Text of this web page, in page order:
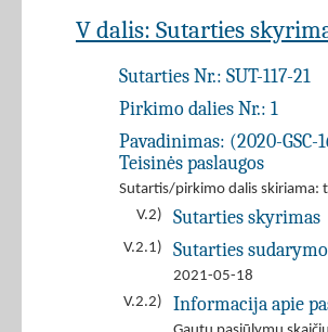
V dalis: Sutarties
Sutarties Nr.: SUT-117-21
Pirkimo dalies Nr.: 1
Pavadinimas: (2020-GSC-
Teisinės paslaugos
Sutartis/pirkimo dalis skiriama:
V.2)
Sutarties skyrimas
V.2.1) Sutarties
2021-05-18
V.2.2)
Informacija apie